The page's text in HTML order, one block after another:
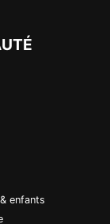
enfants